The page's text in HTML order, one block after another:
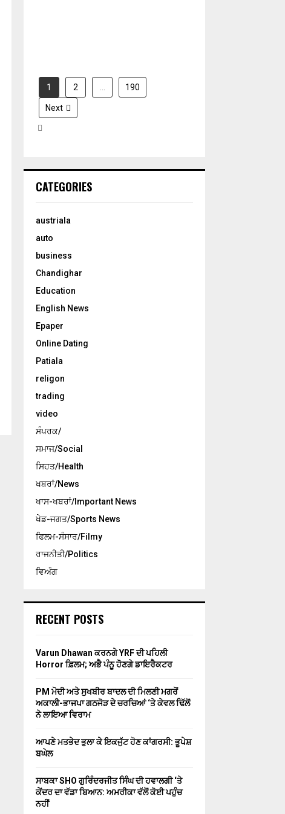
1 2 190
Next
CATEGORIES
austriala
auto
business
Chandighar
Education
English News
Epaper
Online Dating
Patiala
religon
trading
video
ਸੰਪਰਕ/
ਸਮਾਜ/Social
ਸਿਹਤ/Health
ਖਬਰਾਂ/News
ਖਾਸ-ਖਬਰਾਂ/Important News
ਖੇਡ-ਜਗਤ/Sports News
ਫਿਲਮ-ਸੰਸਾਰ/Filmy
ਰਾਜਨੀਤੀ/Politics
ਵਿਅੰਗ
RECENT POSTS
Varun Dhawan ਕਰਨਗੇ YRF ਦੀ ਪਹਿਲੀ
Horror ਫ਼ਿਲਮ; ਅਭੈ ਪੰਨੂ ਹੋਣਗੇ ਡਾਇਰੈਕਟਰ
PM ਮੋਦੀ ਅਤੇ ਸੁਖਬੀਰ ਬਾਦਲ ਦੀ ਮਿਲਣੀ ਮਗਰੋਂ
ਅਕਾਲੀ-ਭਾਜਪਾ ਗਠਜੋੜ ਦੇ ਚਰਚਿਆਂ ‘ਤੇ ਕੇਵਲ ਢਿੱਲੋਂ
ਨੇ ਲਾਇਆ ਵਿਰਾਮ
ਆਪਣੇ ਮਤਭੇਦ ਭੁਲਾ ਕੇ ਇਕਜੁੱਟ ਹੋਣ ਕਾਂਗਰਸੀ: ਭੂਪੇਸ਼
ਬਘੇਲ
ਸਾਬਕਾ SHO ਗੁਰਿੰਦਰਜੀਤ ਸਿੰਘ ਦੀ ਹਵਾਲਗੀ ‘ਤੇ
ਕੇਂਦਰ ਦਾ ਵੱਡਾ ਬਿਆਨ: ਅਮਰੀਕਾ ਵੱਲੋਂ ਕੋਈ ਪਹੁੰਚ
ਨਹੀਂ